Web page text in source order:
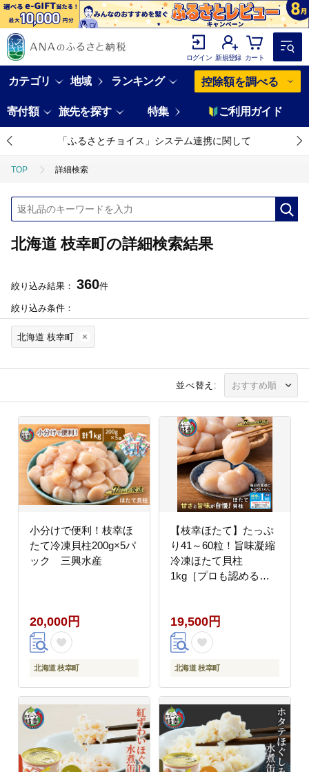
ログイン 新規登録 カート
カテゴリ 地域 ランキング 控除額を調べる
寄付額 旅先を探す 特集 ご利用ガイド
「ふるさとチョイス」システム連携に関して
TOP 詳細検索
北海道 枝幸町の詳細検索結果
絞り込み結果： 360件
絞り込み条件：
北海道 枝幸町
並べ替え:
小分けで便利！枝幸ほ
たて冷凍貝柱200g×5パ
ック 三興水産
20,000円
北海道 枝幸町
【枝幸ほたて】たっぷ
り41～60粒！旨味凝縮
冷凍ほたて貝柱
1kg［プロも認めるオ
立 超目玉 魚貝類 貝類
海の幸 枝幸産 つまみ
肴 北海道 オホーツク
枝幸 】
19,500円
北海道 枝幸町